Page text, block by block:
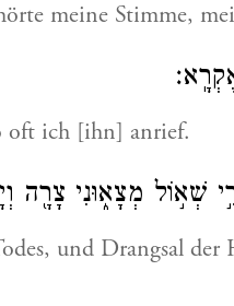
meine Stimme,
oft ich [ihn] anrief.
שְׁא֣וֹל מְצָא֑וּנִי צָרָ֖ה
und Drangsal